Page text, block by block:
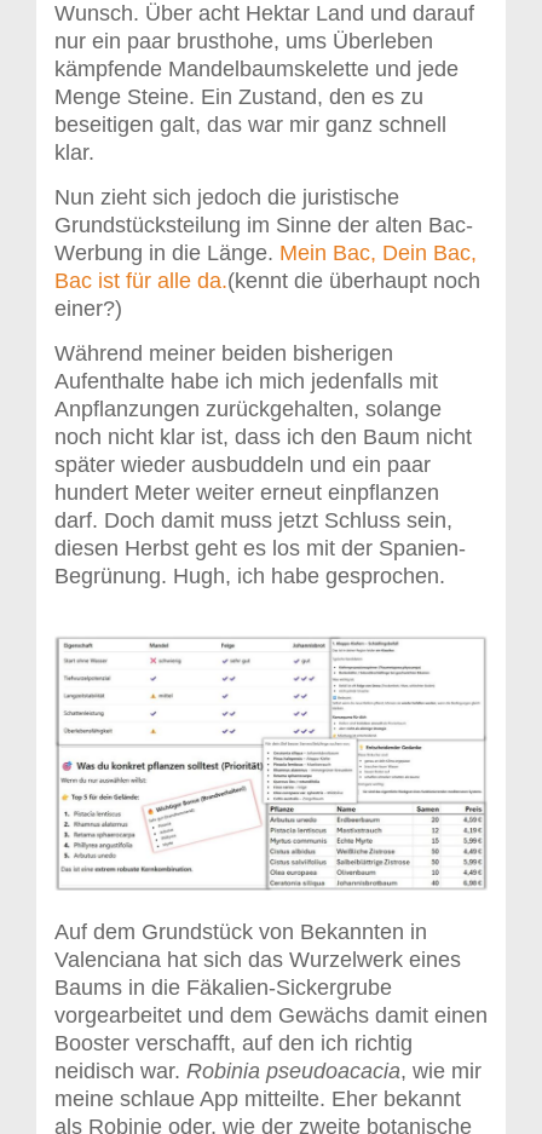
Wunsch. Über acht Hektar Land und darauf
nur ein paar brusthohe, ums Überleben
kämpfende Mandelbaumskelette und jede
Menge Steine. Ein Zustand, den es zu
beseitigen galt, das war mir ganz schnell
klar.
Nun zieht sich jedoch die juristische
Grundstücksteilung im Sinne der alten Bac-
Werbung in die Länge. Mein Bac, Dein Bac,
Bac ist für alle da.(kennt die überhaupt noch
einer?)
Während meiner beiden bisherigen
Aufenthalte habe ich mich jedenfalls mit
Anpflanzungen zurückgehalten, solange
noch nicht klar ist, dass ich den Baum nicht
später wieder ausbuddeln und ein paar
hundert Meter weiter erneut einpflanzen
darf. Doch damit muss jetzt Schluss sein,
diesen Herbst geht es los mit der Spanien-
Begrünung. Hugh, ich habe gesprochen.
Auf dem Grundstück von Bekannten in
Valenciana hat sich das Wurzelwerk eines
Baums in die Fäkalien-Sickergrube
vorgearbeitet und dem Gewächs damit einen
Booster verschafft, auf den ich richtig
neidisch war. Robinia pseudoacacia, wie mir
meine schlaue App mitteilte. Eher bekannt
als Robinie oder, wie der zweite botanische